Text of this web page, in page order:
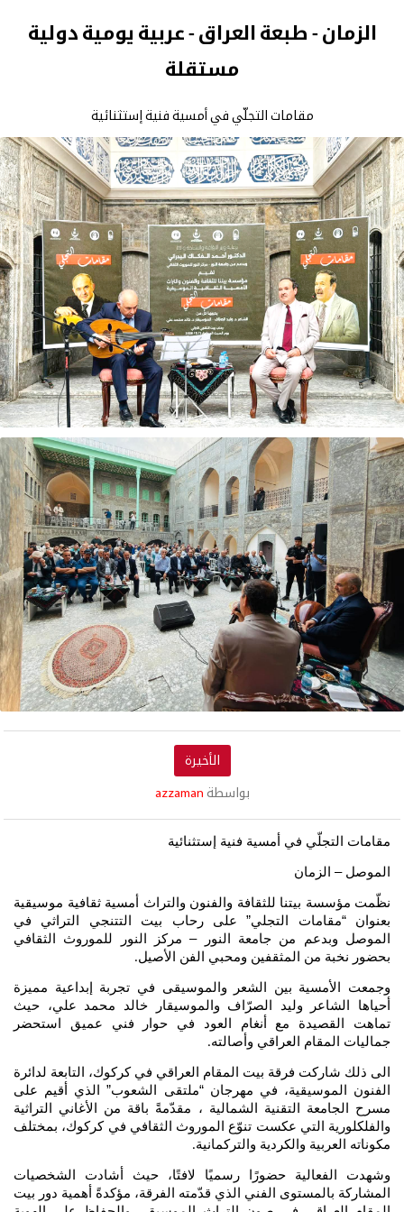
الزمان - طبعة العراق - عربية يومية دولية
مستقلة
مقامات التجلّي في أمسية فنية إستثنائية
الأخيرة
بواسطة azzaman
مقامات التجلّي في أمسية فنية إستثنائية
الموصل – الزمان
نظّمت مؤسسة بيتنا للثقافة والفنون والتراث أمسية ثقافية موسيقية
بعنوان “مقامات التجلي” على رحاب بيت التتنجي التراثي في
الموصل وبدعم من جامعة النور – مركز النور للموروث الثقافي
بحضور نخبة من المثقفين ومحبي الفن الأصيل.
وجمعت الأمسية بين الشعر والموسيقى في تجربة إبداعية مميزة
أحياها الشاعر وليد الصرّاف والموسيقار خالد محمد علي، حيث
تماهت القصيدة مع أنغام العود في حوار فني عميق استحضر
جماليات المقام العراقي وأصالته.
الى ذلك شاركت فرقة بيت المقام العراقي في كركوك، التابعة لدائرة
الفنون الموسيقية، في مهرجان “ملتقى الشعوب” الذي أقيم على
مسرح الجامعة التقنية الشمالية ، مقدّمةً باقة من الأغاني التراثية
والفلكلورية التي عكست تنوّع الموروث الثقافي في كركوك، بمختلف
مكوناته العربية والكردية والتركمانية.
وشهدت الفعالية حضورًا رسميًا لافتًا، حيث أشادت الشخصيات
المشاركة بالمستوى الفني الذي قدّمته الفرقة، مؤكدةً أهمية دور بيت